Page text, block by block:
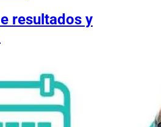
resultados y